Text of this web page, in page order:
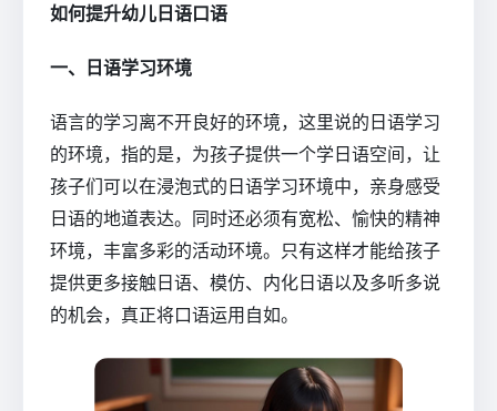
如何提升幼儿日语口语
一、日语学习环境
语言的学习离不开良好的环境，这里说的日语学习
的环境，指的是，为孩子提供一个学日语空间，让
孩子们可以在浸泡式的日语学习环境中，亲身感受
日语的地道表达。同时还必须有宽松、愉快的精神
环境，丰富多彩的活动环境。只有这样才能给孩子
提供更多接触日语、模仿、内化日语以及多听多说
的机会，真正将口语运用自如。